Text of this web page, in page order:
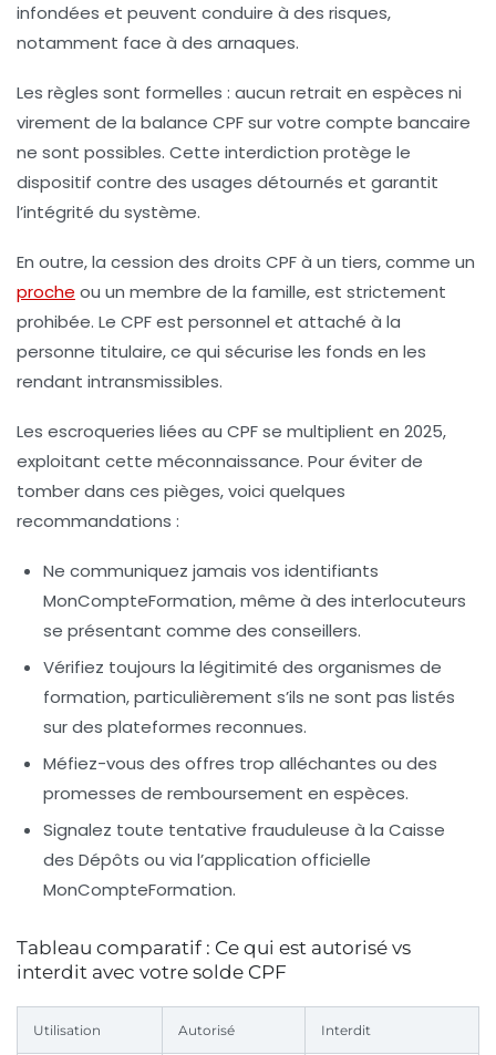
infondées et peuvent conduire à des risques,
notamment face à des arnaques.
Les règles sont formelles : aucun retrait en espèces ni
virement de la balance CPF sur votre compte bancaire
ne sont possibles. Cette interdiction protège le
dispositif contre des usages détournés et garantit
l’intégrité du système.
En outre, la cession des droits CPF à un tiers, comme un
proche ou un membre de la famille, est strictement
prohibée. Le CPF est personnel et attaché à la
personne titulaire, ce qui sécurise les fonds en les
rendant intransmissibles.
Les escroqueries liées au CPF se multiplient en 2025,
exploitant cette méconnaissance. Pour éviter de
tomber dans ces pièges, voici quelques
recommandations :
Ne communiquez jamais vos identifiants
MonCompteFormation, même à des interlocuteurs
se présentant comme des conseillers.
Vérifiez toujours la légitimité des organismes de
formation, particulièrement s’ils ne sont pas listés
sur des plateformes reconnues.
Méfiez-vous des offres trop alléchantes ou des
promesses de remboursement en espèces.
Signalez toute tentative frauduleuse à la Caisse
des Dépôts ou via l’application officielle
MonCompteFormation.
Tableau comparatif : Ce qui est autorisé vs
interdit avec votre solde CPF
Utilisation Autorisé Interdit